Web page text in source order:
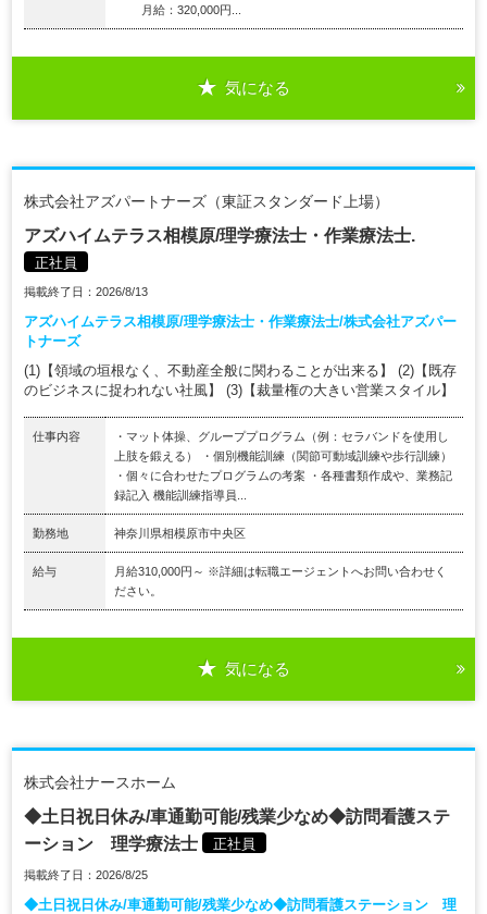
月給：320,000円...
気になる
株式会社アズパートナーズ（東証スタンダード上場）
アズハイムテラス相模原/理学療法士・作業療法士.
正社員
掲載終了日：2026/8/13
アズハイムテラス相模原/理学療法士・作業療法士/株式会社アズパー
トナーズ
(1)【領域の垣根なく、不動産全般に関わることが出来る】 (2)【既存
のビジネスに捉われない社風】 (3)【裁量権の大きい営業スタイル】
仕事内容
・マット体操、グループプログラム（例：セラバンドを使用し
上肢を鍛える） ・個別機能訓練（関節可動域訓練や歩行訓練）
・個々に合わせたプログラムの考案 ・各種書類作成や、業務記
録記入 機能訓練指導員...
勤務地 神奈川県相模原市中央区
給与
月給310,000円～ ※詳細は転職エージェントへお問い合わせく
ださい。
気になる
株式会社ナースホーム
◆土日祝日休み/車通勤可能/残業少なめ◆訪問看護ステ
ーション 理学療法士
正社員
掲載終了日：2026/8/25
◆土日祝日休み/車通勤可能/残業少なめ◆訪問看護ステーション 理